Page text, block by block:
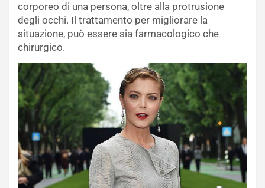
corporeo di una persona, oltre alla protrusione
degli occhi. Il trattamento per migliorare la
situazione, può essere sia farmacologico che
chirurgico.